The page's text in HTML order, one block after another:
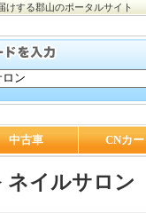
けする郡山のポータルサイト
中古車 CNカ
ネイルサロン